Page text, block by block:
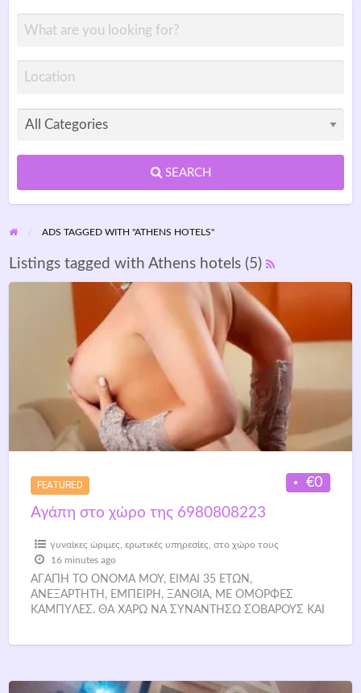
SEARCH
ADS TAGGED WITH "ATHENS HOTELS"
Listings tagged with Athens hotels (5)
FEATURED
€0
Αγάπη στο χώρο της 6980808223
γυναίκες ώριμες ερωτικές υπηρεσίες στο χώρο τους
16 minutes ago
AΓAΠH TO ONOMA MOY, EIMAI 35 ETΩN,
ANEΞAPTHTH, EMΠEIPH, ΞANΘIA, ME OMOPΦEΣ
KAMΠYΛEΣ. ΘA XAPΩ NA ΣYNANTHΣΩ ΣOBAPOYΣ KAI